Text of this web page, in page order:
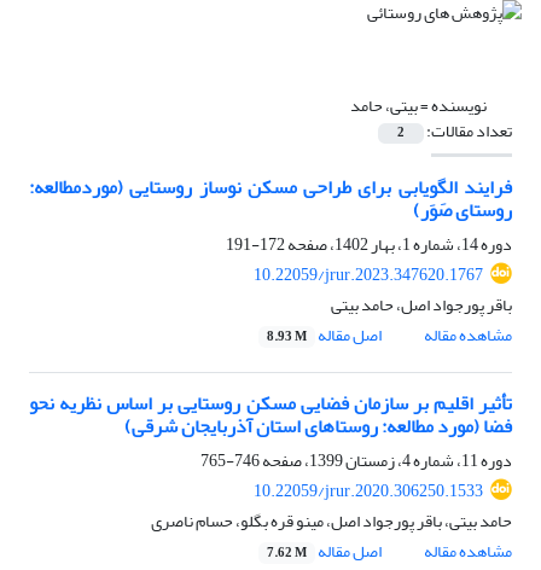
نویسنده =بیتی، حامد
تعداد مقالات: 2
فرایند الگویابی برای طراحی مسکن نوساز روستایی (موردمطالعه:
روستای صَوَر)
دوره 14، شماره 1، بهار 1402، صفحه
172-191
10.22059/jrur.2023.347620.1767
باقر پورجواد اصل، حامد بیتی
مشاهده مقاله
اصل مقاله 8.93 M
تأثیر اقلیم بر سازمان فضایی مسکن روستایی بر اساس نظریه نحو
فضا (مورد مطالعه: روستاهای استان آذربایجان شرقی)
دوره 11، شماره 4، زمستان 1399، صفحه
746-765
10.22059/jrur.2020.306250.1533
حامد بیتی، باقر پورجواد اصل، مینو قره بگلو، حسام ناصری
مشاهده مقاله
اصل مقاله 7.62 M